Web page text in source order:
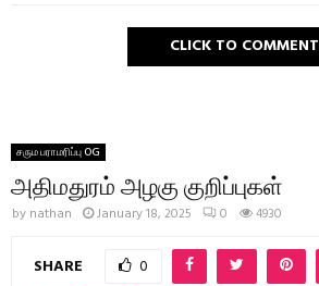
CLICK TO COMMENT
சரும பராமரிப்பு OG
அதிமதுரம் அழகு குறிப்புகள்
by nathan January 18, 2025 0 4930
SHARE 0